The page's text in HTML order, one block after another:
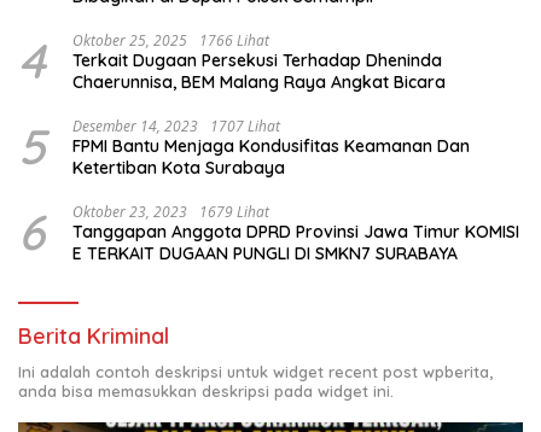
4 Oktober 25, 2025 1766 Lihat
Terkait Dugaan Persekusi Terhadap Dheninda
Chaerunnisa, BEM Malang Raya Angkat Bicara
5 Desember 14, 2023 1707 Lihat
FPMI Bantu Menjaga Kondusifitas Keamanan Dan
Ketertiban Kota Surabaya
6 Oktober 23, 2023 1679 Lihat
Tanggapan Anggota DPRD Provinsi Jawa Timur KOMISI
E TERKAIT DUGAAN PUNGLI DI SMKN7 SURABAYA
Berita Kriminal
Ini adalah contoh deskripsi untuk widget recent post wpberita,
anda bisa memasukkan deskripsi pada widget ini.